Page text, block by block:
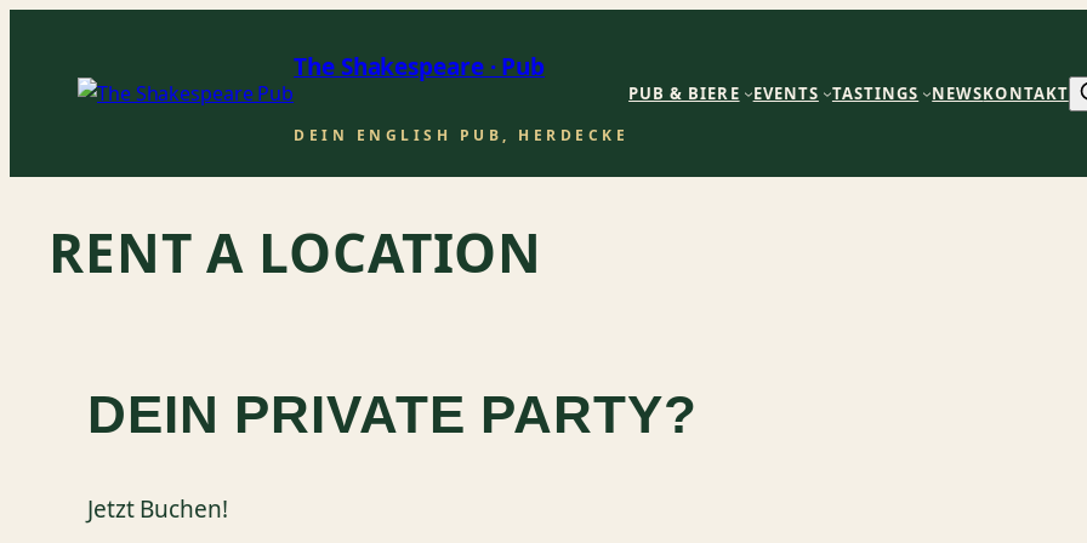
springen
The Shakespeare · Pub
DEIN ENGLISH PUB, HERDECKE
PUB & BIERE EVENTS TASTINGS NEWSKONTAKT
RENT A LOCATION
DEIN PRIVATE PARTY?
Jetzt Buchen!